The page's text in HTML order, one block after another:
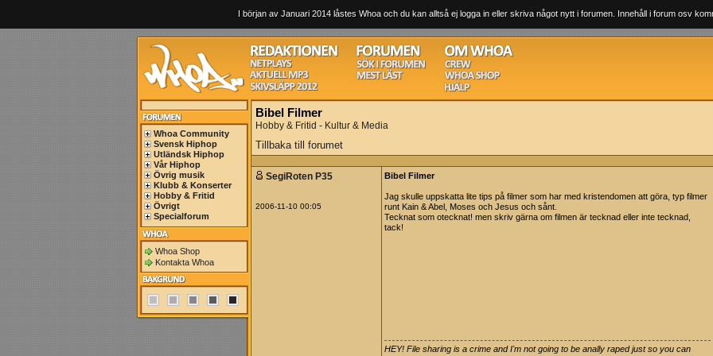
I början av Januari 2014 låstes Whoa och du kan alltså ej logga in eller skriva något nytt i forumen. Innehåll i forum osv
Whoa Community
Svensk Hiphop
Utländsk Hiphop
Vår Hiphop
Övrig musik
Klubb & Konserter
Hobby & Fritid
Övrigt
Specialforum
Whoa Shop
Kontakta Whoa
Bibel Filmer
Hobby & Fritid - Kultur & Media
Tillbaka till forumet
SegiRoten P35
2006-11-10 00:05
Bibel Filmer
Jag skulle uppskatta lite tips på filmer som har med kristendomen att göra, typ filmer
runt Kain & Abel, Moses och Jesus och sånt.
Tecknat som otecknat! men skriv gärna om filmen är tecknad eller inte tecknad,
tack!
HEY! File sharing is a crime and I'm not going to be anally raped just so you can